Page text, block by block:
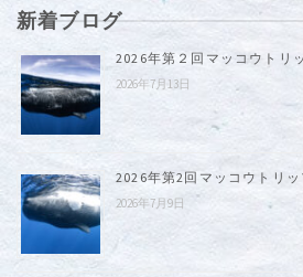
新着ブログ
2026年第２回マッコウトリ
2026年7月13日
2026年第2回マッコウトリッ
2026年7月9日